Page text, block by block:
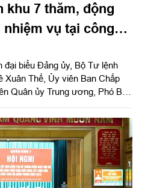
khu 7 thăm, động
vụ tại công
đại biểu Đảng ủy, Bộ Tư lệnh
Xuân Thế, Ủy viên Ban Chấp
Quân ủy Trung ương, Phó Bí
Tổng Bí thư Trần Phú, các anh
lực lượng đang làm nhiệm vụ tại
phố Hồ Chí Minh.